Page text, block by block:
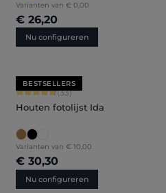
Varianten van € 0,00
€ 26,20
Nu configureren
BESTSELLERS
Gemiddelde waardering van 4.79
(33)
Houten fotolijst Ida
Varianten van € 10,00
€ 30,30
Nu configureren